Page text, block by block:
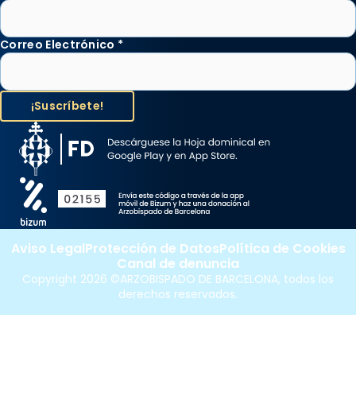
Correo Electrónico *
Copyright 2026 ©ARZOBISPADO DE BARCELONA, todos los
derechos reservados.
Aviso LegalProtección de DatosPolítica de Cookies
Canal de denuncia